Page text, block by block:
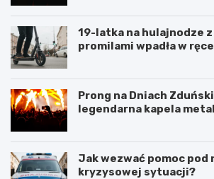
19-latka na hulajnodze
promilami wpadła w
Prong na Dniach
legendarna kapela
Jak wezwać pomoc pod
kryzysowej sytuacji?